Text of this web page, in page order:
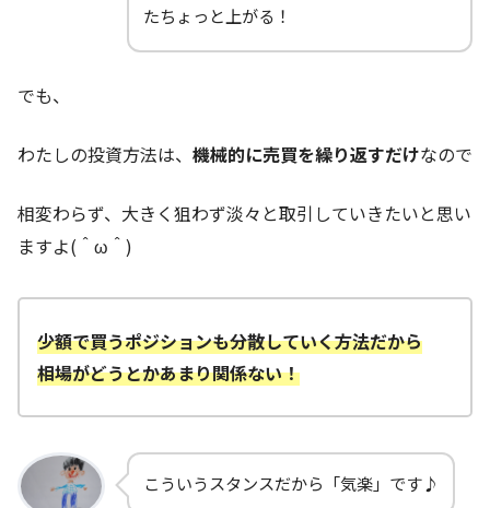
たちょっと上がる！
でも、
わたしの投資方法は、 機械的に売買を繰り返すだけなので
相変わらず、大きく狙わず淡々と取引していきたいと思い
ますよ(＾ω＾)
少額で買うポジションも分散していく方法だから
相場がどうとかあまり関係ない！
こういうスタンスだから「気楽」です♪